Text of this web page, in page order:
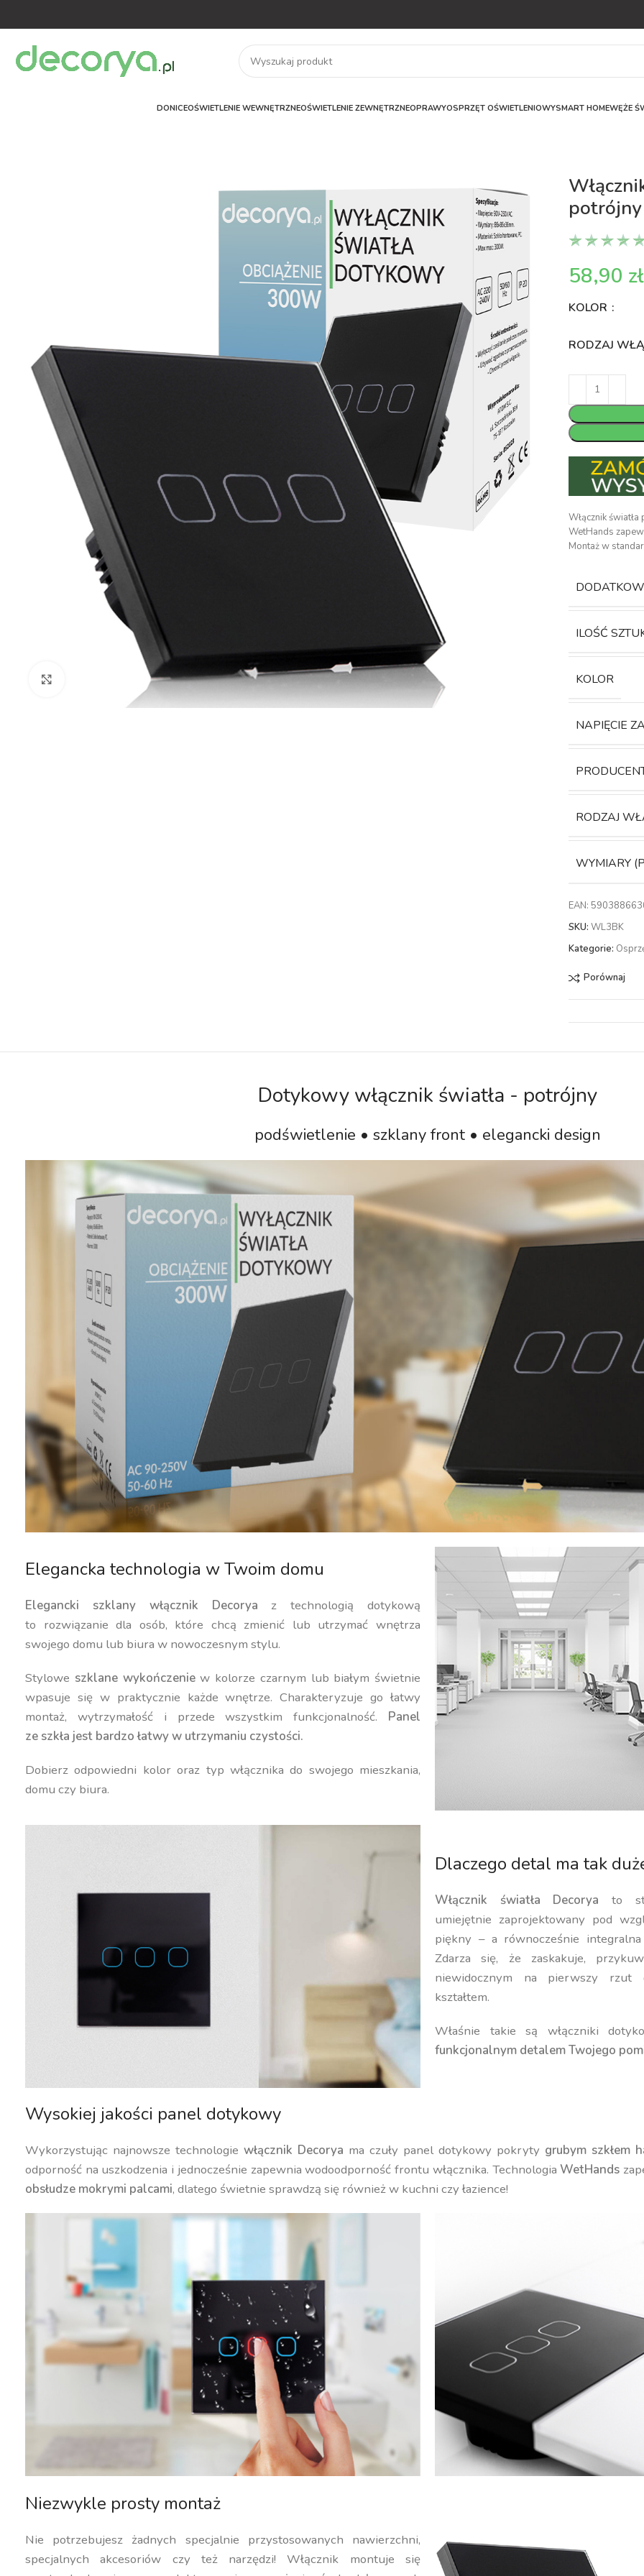
DONICEOŚWIETLENIE WEWNĘTRZNEOŚWIETLENIE ZEWNĘTRZNEOPRAWYOSPRZĘT OŚWIETLENIOWYSMART HOMEWĘŻE
Kliknij aby powiększyć
zł
KOLOR
RODZAJ
Włącznik
WetHands
Montaż w
ILOŚĆ
KOLOR
NAPIĘCIE
RODZAJ
WYMIARY
EAN:
SKU:WL3BK
Kategorie:
Porównaj
Dotykowy włącznik światła - potrójny
podświetlenie • szklany front • elegancki design
Elegancka technologia w Twoim domu
Elegancki szklany włącznik Decorya z technologią dotykową
to rozwiązanie dla osób, które chcą zmienić lub utrzymać wnętrza
swojego domu lub biura w nowoczesnym stylu.
Stylowe szklane wykończeniew kolorze czarnym lub białym świetnie
wpasuje się w praktycznie każde wnętrze. Charakteryzuje go łatwy
montaż, wytrzymałość i przede wszystkim funkcjonalność. Panel
ze szkła jest bardzo łatwy w utrzymaniu czystości.
Dobierz odpowiedni kolor oraz typ włącznika do swojego mieszkania,
domu czy biura.
Dlaczego detal ma tak
Włącznik światła Decorya to
umiejętnie zaprojektowany pod
piękny – a równocześnie integralna
Zdarza się, że zaskakuje,
niewidocznym na pierwszy rzut
kształtem.
Właśnie takie są włączniki
funkcjonalnym detalem Twojego
Wysokiej jakości panel dotykowy
Wykorzystując najnowsze technologiewłącznik Decorya ma czuły panel dotykowy pokryty grubym szkłem
odporność na uszkodzenia i jednocześnie zapewnia wodoodporność frontu włącznika. TechnologiaWetHands
obsłudze mokrymi palcami, dlatego świetnie sprawdzą się również w kuchni czy łazience!
Niezwykle prosty montaż
Nie potrzebujesz żadnych specjalnie przystosowanych nawierzchni,
specjalnych akcesoriów czy też narzędzi! Włącznik montuje się